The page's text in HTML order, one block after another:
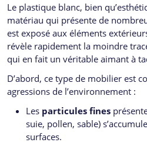
Le plastique blanc, bien
matériau qui présente de
est exposé aux éléments
révèle rapidement la moindre
qui en fait un véritable aimant à
D’abord, ce type de mobilier est
agressions de l’environnement :
Les particules fines
suie, pollen, sable)
surfaces.